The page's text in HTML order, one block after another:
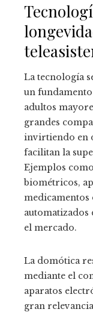
La tecnología
un
adultos
grandes
invirtiendo en
facilitan la
Ejemplos
biométricos,
medicamentos
el mercado.
La domótica
mediante el
aparatos
gran